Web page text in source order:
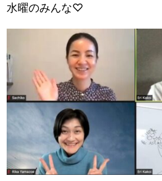
水曜のみんな♡